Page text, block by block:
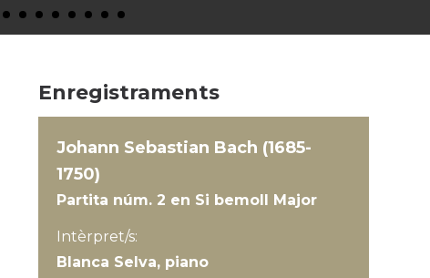
Enregistraments
Johann Sebastian Bach (1685-
1750)
Partita núm. 2 en Si bemoll Major
Intèrpret/s:
Blanca Selva, piano